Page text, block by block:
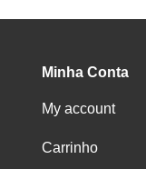
Minha Conta
My account
Carrinho